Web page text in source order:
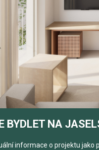
BYDLET NA
informace o projektu jako